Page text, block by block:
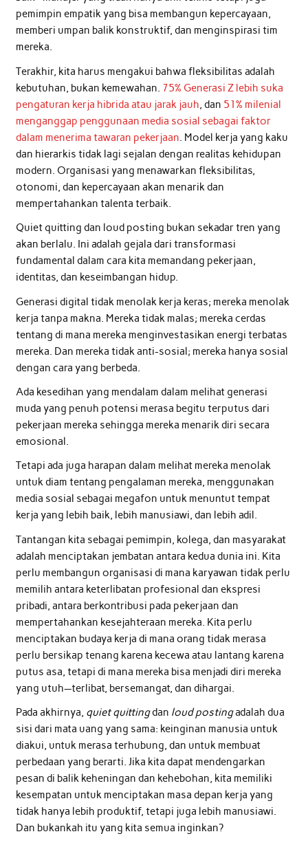
pemimpin empatik yang bisa membangun kepercayaan,
memberi umpan balik konstruktif, dan menginspirasi tim
mereka.
Terakhir, kita harus mengakui bahwa fleksibilitas adalah
kebutuhan, bukan kemewahan. 75% Generasi Z lebih suka
pengaturan kerja hibrida atau jarak jauh, dan 51% milenial
menganggap penggunaan media sosial sebagai faktor
dalam menerima tawaran pekerjaan. Model kerja yang kaku
dan hierarkis tidak lagi sejalan dengan realitas kehidupan
modern. Organisasi yang menawarkan fleksibilitas,
otonomi, dan kepercayaan akan menarik dan
mempertahankan talenta terbaik.
Quiet quitting dan loud posting bukan sekadar tren yang
akan berlalu. Ini adalah gejala dari transformasi
fundamental dalam cara kita memandang pekerjaan,
identitas, dan keseimbangan hidup.
Generasi digital tidak menolak kerja keras; mereka menolak
kerja tanpa makna. Mereka tidak malas; mereka cerdas
tentang di mana mereka menginvestasikan energi terbatas
mereka. Dan mereka tidak anti-sosial; mereka hanya sosial
dengan cara yang berbeda.
Ada kesedihan yang mendalam dalam melihat generasi
muda yang penuh potensi merasa begitu terputus dari
pekerjaan mereka sehingga mereka menarik diri secara
emosional.
Tetapi ada juga harapan dalam melihat mereka menolak
untuk diam tentang pengalaman mereka, menggunakan
media sosial sebagai megafon untuk menuntut tempat
kerja yang lebih baik, lebih manusiawi, dan lebih adil.
Tantangan kita sebagai pemimpin, kolega, dan masyarakat
adalah menciptakan jembatan antara kedua dunia ini. Kita
perlu membangun organisasi di mana karyawan tidak perlu
memilih antara keterlibatan profesional dan ekspresi
pribadi, antara berkontribusi pada pekerjaan dan
mempertahankan kesejahteraan mereka. Kita perlu
menciptakan budaya kerja di mana orang tidak merasa
perlu bersikap tenang karena kecewa atau lantang karena
putus asa, tetapi di mana mereka bisa menjadi diri mereka
yang utuh—terlibat, bersemangat, dan dihargai.
Pada akhirnya, quiet quittingdan loud postingadalah dua
sisi dari mata uang yang sama: keinginan manusia untuk
diakui, untuk merasa terhubung, dan untuk membuat
perbedaan yang berarti. Jika kita dapat mendengarkan
pesan di balik keheningan dan kehebohan, kita memiliki
kesempatan untuk menciptakan masa depan kerja yang
tidak hanya lebih produktif, tetapi juga lebih manusiawi.
Dan bukankah itu yang kita semua inginkan?